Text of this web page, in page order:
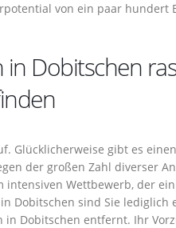
von ein paar hundert
Dobitschen
Glücklicherweise gibt es
der großen Zahl diverser
Wettbewerb, der
Dobitschen sind Sie lediglich
Dobitschen entfernt. Ihr